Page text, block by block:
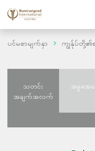
ပင်မစာမျက်နှာ ကျွန်ုပ်တို့၏စ
သတင်း
အချက်အလက်
အခွအေန